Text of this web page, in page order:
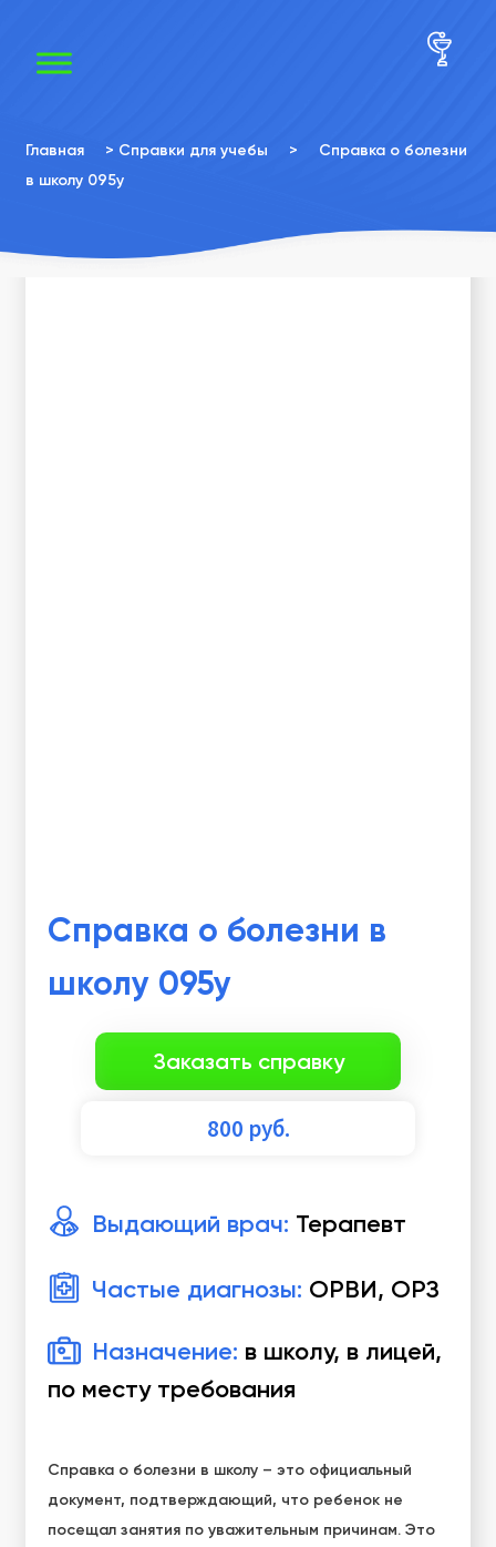
Главная > Справки для учебы >
Справка о болезни
в школу 095у
Справка о болезни в
школу 095у
Заказать справку
800 руб.
Выдающий врач: Терапевт
Частые диагнозы: ОРВИ, ОРЗ
Назначение: в школу, в лицей,
по месту требования
Справка о болезни в школу – это официальный
документ, подтверждающий, что ребенок не
посещал занятия по уважительным причинам. Это